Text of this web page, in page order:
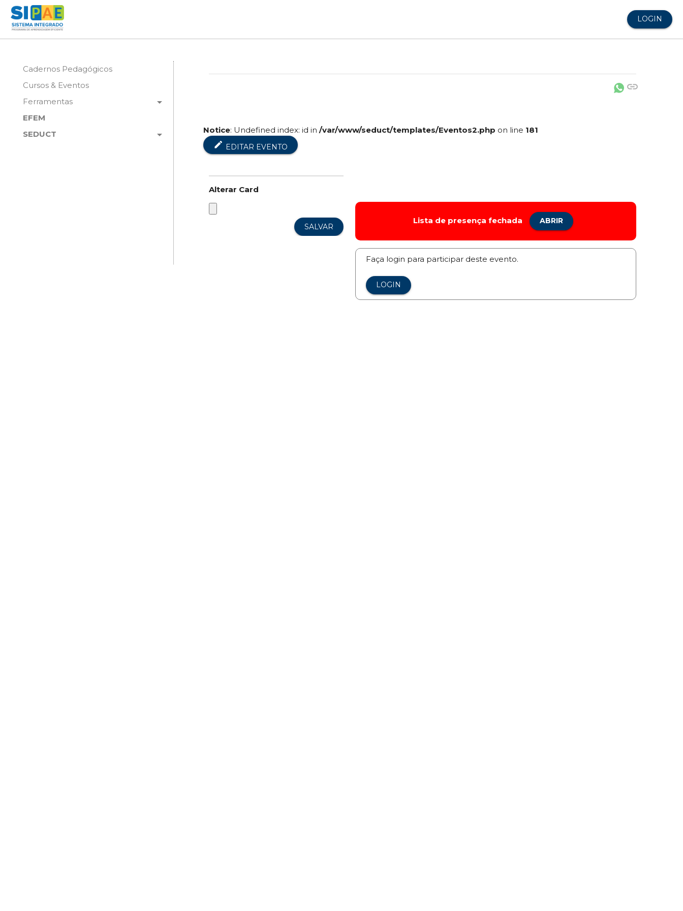
LOGIN
Cadernos Pedagógicos
Cursos & Eventos
arrow_drop_down
Ferramentas
EFEM
arrow_drop_down
SEDUCT
link
Notice: Undefined index: id in /var/www/seduct/templates/Eventos2.php on line 181
edit EDITAR EVENTO
Alterar Card
Lista de presença fechada ABRIR
Faça login para participar deste evento.
LOGIN